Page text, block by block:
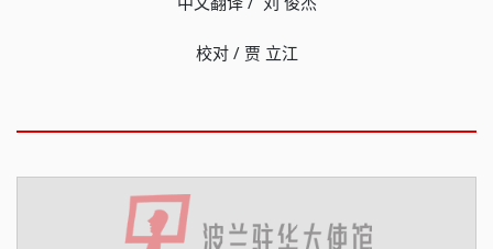
校对 / 贾 立江